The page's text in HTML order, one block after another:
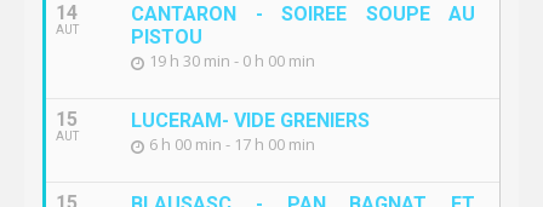
14
AUT
CANTARON - SOIREE SOUPE AU
PISTOU
19 h 30 min - 0 h 00 min
15
AUT
LUCERAM- VIDE GRENIERS
6 h 00 min - 17 h 00 min